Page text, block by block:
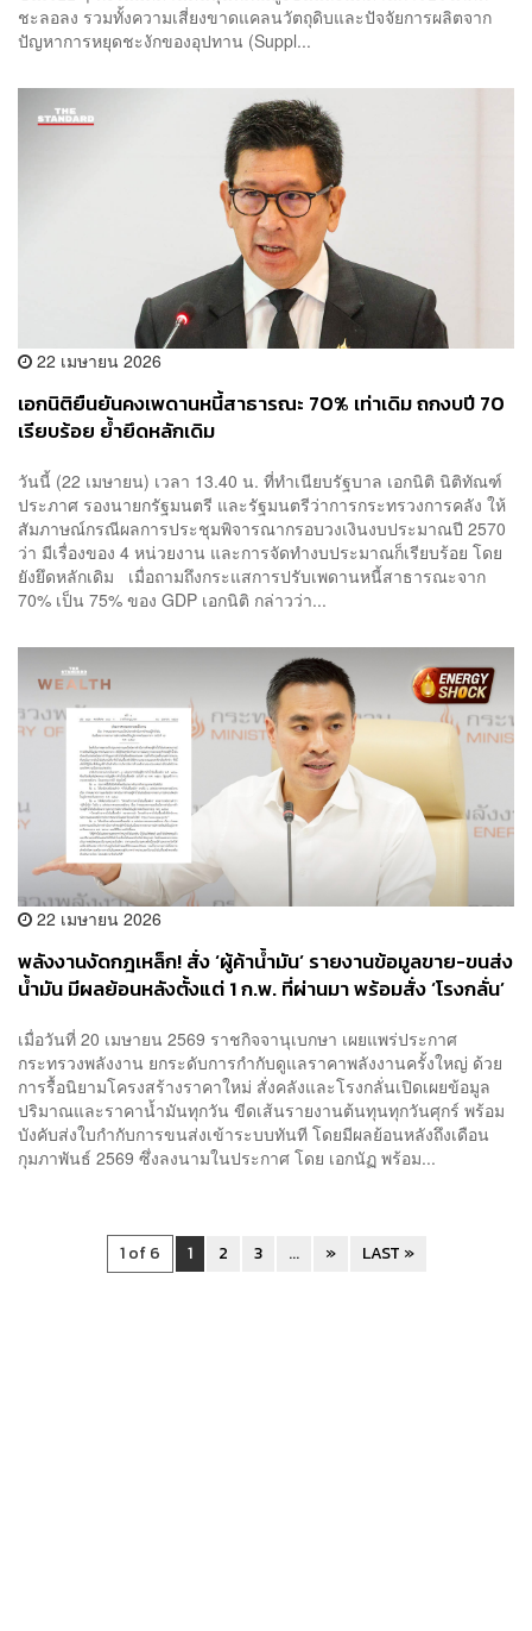
ชะลอลง รวมทั้งความเสี่ยงขาดแคลนวัตถุดิบและปัจจัยการผลิตจาก
ปัญหาการหยุดชะงักของอุปทาน (Suppl...
22 เมษายน 2026
เอกนิติยืนยันคงเพดานหนี้สาธารณะ 70% เท่าเดิม ถกงบปี 70
เรียบร้อย ย้ำยึดหลักเดิม
วันนี้ (22 เมษายน) เวลา 13.40 น. ที่ทำเนียบรัฐบาล เอกนิติ นิติทัณฑ์
ประภาศ รองนายกรัฐมนตรี และรัฐมนตรีว่าการกระทรวงการคลัง ให้
สัมภาษณ์กรณีผลการประชุมพิจารณากรอบวงเงินงบประมาณปี 2570
ว่า มีเรื่องของ 4 หน่วยงาน และการจัดทำงบประมาณก็เรียบร้อย โดย
ยังยึดหลักเดิม เมื่อถามถึงกระแสการปรับเพดานหนี้สาธารณะจาก
70% เป็น 75% ของ GDP เอกนิติ กล่าวว่า...
22 เมษายน 2026
พลังงานงัดกฎเหล็ก! สั่ง ‘ผู้ค้าน้ำมัน’ รายงานข้อมูลขาย-ขนส่ง
น้ำมัน มีผลย้อนหลังตั้งแต่ 1 ก.พ. ที่ผ่านมา พร้อมสั่ง ‘โรงกลั่น’
เมื่อวันที่ 20 เมษายน 2569 ราชกิจจานุเบกษา เผยแพร่ประกาศ
กระทรวงพลังงาน ยกระดับการกำกับดูแลราคาพลังงานครั้งใหญ่ ด้วย
การรื้อนิยามโครงสร้างราคาใหม่ สั่งคลังและโรงกลั่นเปิดเผยข้อมูล
ปริมาณและราคาน้ำมันทุกวัน ขีดเส้นรายงานต้นทุนทุกวันศุกร์ พร้อม
บังคับส่งใบกำกับการขนส่งเข้าระบบทันที โดยมีผลย้อนหลังถึงเดือน
กุมภาพันธ์ 2569 ซึ่งลงนามในประกาศ โดย เอกนัฏ พร้อม...
1 of 6 1 2 3 ... » LAST »